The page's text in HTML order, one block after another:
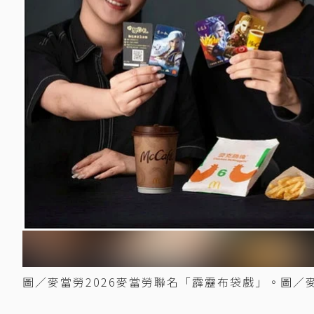
圖／麥當勞2026麥當勞聯名「霹靂布袋戲」。圖／